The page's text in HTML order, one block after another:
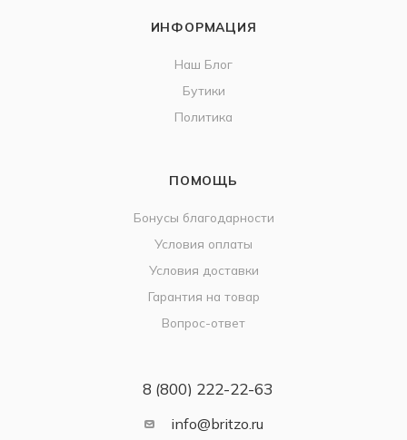
ИНФОРМАЦИЯ
Наш Блог
Бутики
Политика
ПОМОЩЬ
Бонусы благодарности
Условия оплаты
Условия доставки
Гарантия на товар
Вопрос-ответ
8 (800) 222-22-63
info@britzo.ru